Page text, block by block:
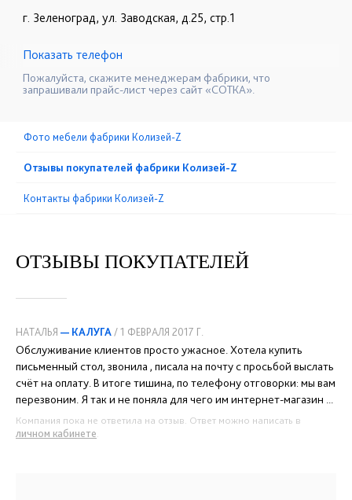
г. Зеленоград, ул. Заводская, д.25, стр.1
☎+7 (495) 979-78-58
Показать телефон
Пожалуйста, скажите менеджерам фабрики, что
запрашивали прайс-лист через сайт «СОТКА».
Фото мебели фабрики Колизей-Z
Отзывы покупателей фабрики Колизей-Z
Контакты фабрики Колизей-Z
ОТЗЫВЫ ПОКУПАТЕЛЕЙ
НАТАЛЬЯ — КАЛУГА / 1 ФЕВРАЛЯ 2017 Г.
Обслуживание клиентов просто ужасное. Хотела купить
письменный стол, звонила , писала на почту с просьбой выслать
счёт на оплату. В итоге тишина, по телефону отговорки: мы вам
перезвоним. Я так и не поняла для чего им интернет-магазин ...
Компания пока не ответила на отзыв. Ответ можно написать в
личном кабинете.